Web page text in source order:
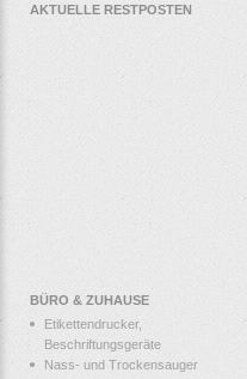
AKTUELLE RESTPOSTEN
BÜRO & ZUHAUSE
Etikettendrucker,
Beschriftungsgeräte
Nass- und Trockensauger